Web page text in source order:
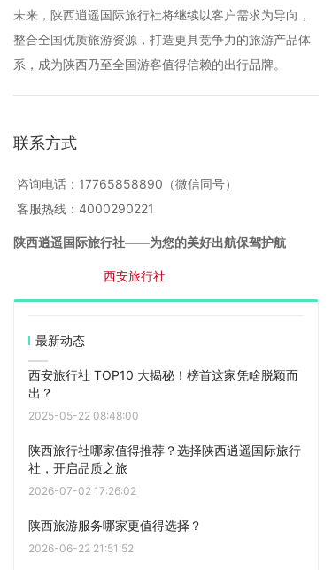
未来，陕西逍遥国际旅行社将继续以客户需求为导向，
整合全国优质旅游资源，打造更具竞争力的旅游产品体
系，成为陕西乃至全国游客值得信赖的出行品牌。
联系方式
咨询电话：17765858890（微信同号）
客服热线：4000290221
陕西逍遥国际旅行社——为您的美好出航保驾护航
西安旅行社
最新动态
西安旅行社 TOP10 大揭秘！榜首这家凭啥脱颖而
出？
2025-05-22 08:48:00
陕西旅行社哪家值得推荐？选择陕西逍遥国际旅行
社，开启品质之旅
2026-07-02 17:26:02
陕西旅游服务哪家更值得选择？
2026-06-22 21:51:52